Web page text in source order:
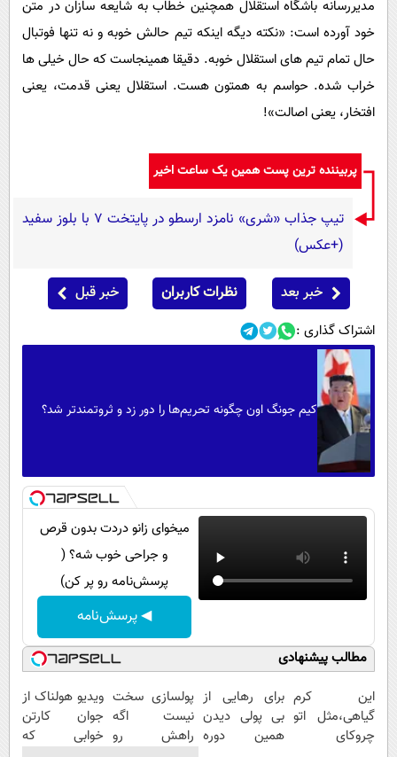
مدیررسانه باشگاه استقلال همچنین خطاب به شایعه سازان در متن
خود آورده است: «نکته دیگه اینکه تیم حالش خوبه و نه تنها فوتبال
حال تمام تیم های استقلال خوبه. دقیقا همینجاست که حال خیلی ها
خراب شده. حواسم به همتون هست. استقلال یعنی قدمت، یعنی
افتخار، یعنی اصالت»!
پربیننده ترین پست همین یک ساعت اخیر
تیپ جذاب «شری» نامزد ارسطو در پایتخت 7 با بلوز سفید
(+عکس)
خبر بعد نظرات کاربران خبر قبل
اشتراک گذاری :
کیم جونگ اون چگونه تحریم‌ها را دور زد و ثروتمندتر شد؟
میخوای زانو دردت بدون قرص
و جراحی خوب شه؟ (
پرسش‌نامه رو پر کن)
◀ پرسش‌نامه
مطالب پیشنهادی
این کرم
گیاهی،مثل اتو
چروکای
برای رهایی از
بی پولی دیدن
همین دوره
پولسازی سخت
نیست اگه
راهش رو
ویدیو هولناک از
جوان کارتن
خوابی که